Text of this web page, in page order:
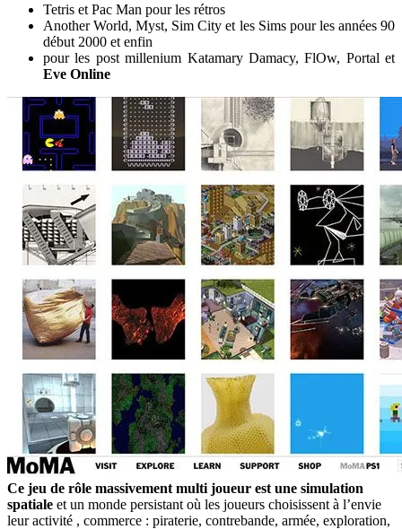
Tetris et Pac Man pour les rétros
Another World, Myst, Sim City et les Sims pour les années 90
début 2000 et enfin
pour les post millenium Katamary Damacy, FlOw, Portal et
Eve Online
Ce jeu de rôle massivement multi joueur est une simulation
spatiale et un monde persistant où les joueurs choisissent à l’envie
leur activité , commerce : piraterie, contrebande, armée, exploration,